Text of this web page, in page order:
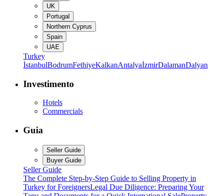
UK
Portugal
Northern Cyprus
Spain
UAE
Turkey
İstanbulBodrumFethiyeKalkanAntalyaİzmirDalamanDalyan
Investimento
Hotels
Commercials
Guia
Seller Guide
Buyer Guide
Seller Guide
The Complete Step-by-Step Guide to Selling Property in
Turkey for ForeignersLegal Due Diligence: Preparing Your